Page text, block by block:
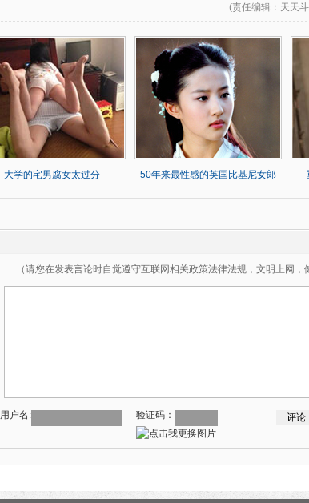
(责任编辑 ：天天
大学的宅男腐女太过分 50年来最性感的英国比基尼女郎
（请您在发表言论时自觉遵守互联网相关政策法律法规，文明上网，
用户名: 验证码：